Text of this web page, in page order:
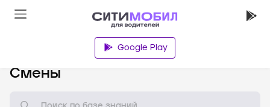
Google Play
Смены